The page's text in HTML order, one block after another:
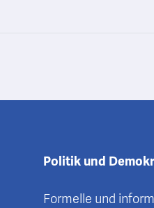
Politik und
Formelle und